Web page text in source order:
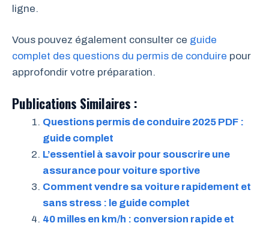
ligne.
Vous pouvez également consulter ce guide
complet des questions du permis de conduire pour
approfondir votre préparation.
Publications Similaires :
Questions permis de conduire 2025 PDF :
guide complet
L’essentiel à savoir pour souscrire une
assurance pour voiture sportive
Comment vendre sa voiture rapidement et
sans stress : le guide complet
40 milles en km/h : conversion rapide et